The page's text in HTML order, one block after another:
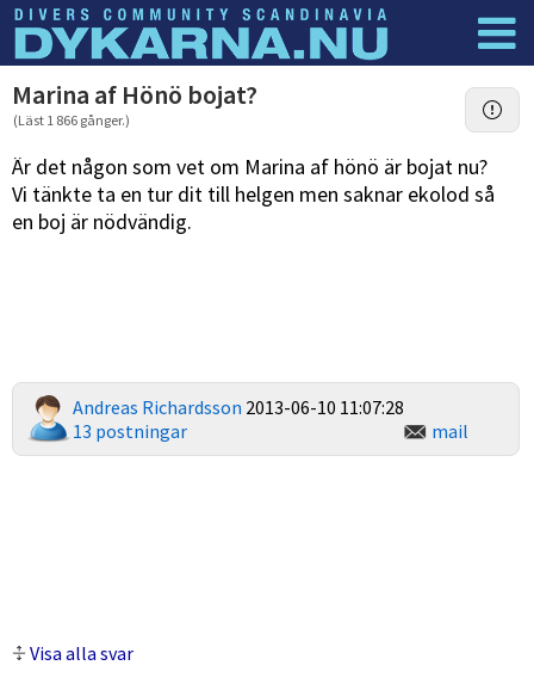
Dyknyheter Logga in
Marina af Hönö bojat?
(Läst 1 866 gånger.)
Är det någon som vet om Marina af hönö är bojat nu?
Vi tänkte ta en tur dit till helgen men saknar ekolod så
en boj är nödvändig.
Andreas Richardsson 2013-06-10 11:07:28
13 postningar
mail
Visa alla svar